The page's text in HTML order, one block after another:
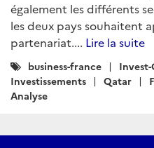
également les différents
les deux pays souhaitent
partenariat.... Lire la suite
Catégories
:
business-france
Investissements
Qatar
Analyse